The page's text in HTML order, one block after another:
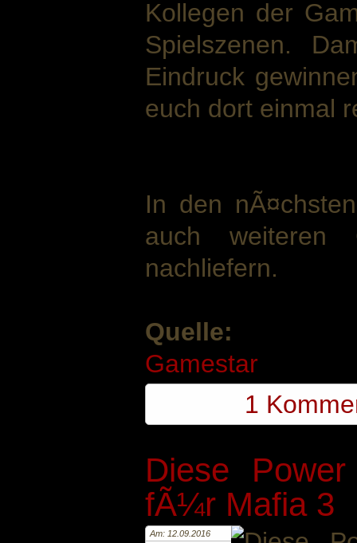
Kollegen der
Spielszenen.
Eindruck
euch dort einmal
In den
auch
nachliefern.
Quelle:
Gamestar
1
Diese
fÃ¼r Mafia 3
Am: 12.09.2016